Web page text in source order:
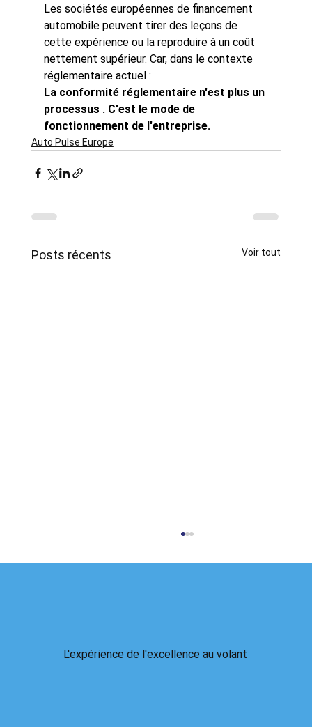
Les sociétés européennes de financement
automobile peuvent tirer des leçons de
cette expérience ou la reproduire à un coût
nettement supérieur. Car, dans le contexte
réglementaire actuel :
La conformité réglementaire n'est plus un
processus . C'est le mode de
fonctionnement de l'entreprise.
Auto Pulse Europe
Posts récents Voir tout
L'expérience de l'excellence au volant